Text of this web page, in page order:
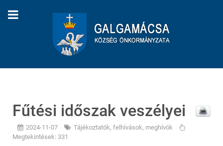
Fűtési időszak veszélyei
2024-11-07
Tájékoztatók, felhívások, meghívók
Megtekintések: 331